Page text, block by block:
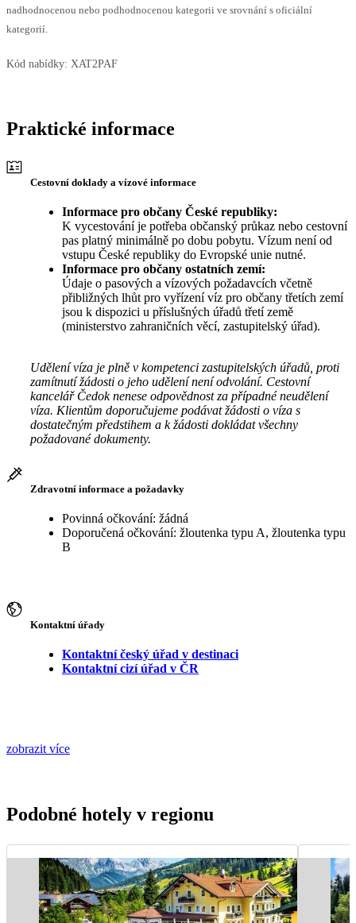
nadhodnocenou nebo podhodnocenou kategorii ve srovnání s oficiální
kategorií.
Kód nabídky: XAT2PAF
Praktické informace
Cestovní doklady a vízové informace
Informace pro občany České republiky:
K vycestování je potřeba občanský průkaz nebo cestovní
pas platný minimálně po dobu pobytu. Vízum není od
vstupu České republiky do Evropské unie nutné.
Informace pro občany ostatních zemí:
Údaje o pasových a vízových požadavcích včetně
přibližných lhůt pro vyřízení víz pro občany třetích zemí
jsou k dispozici u příslušných úřadů třetí země
(ministerstvo zahraničních věcí, zastupitelský úřad).
Udělení víza je plně v kompetenci zastupitelských úřadů, proti
zamítnutí žádosti o jeho udělení není odvolání. Cestovní
kancelář Čedok nenese odpovědnost za případné neudělení
víza. Klientům doporučujeme podávat žádosti o víza s
dostatečným předstihem a k žádosti dokládat všechny
požadované dokumenty.
Zdravotní informace a požadavky
Povinná očkování: žádná
Doporučená očkování: žloutenka typu A, žloutenka typu
B
Kontaktní úřady
Kontaktní český úřad v destinaci
Kontaktní cizí úřad v ČR
zobrazit více
Podobné hotely v regionu